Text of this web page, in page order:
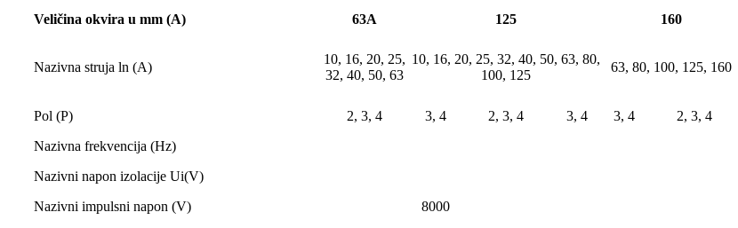
Veličina okvira u mm (A) 63A 125 160
Nazivna struja ln (A)
10, 16, 20, 25,
32, 40, 50, 63
10, 16, 20, 25, 32, 40, 50, 63, 80,
100, 125
63, 80, 100, 125, 160
Pol (P) 2, 3, 4 3, 4 2, 3, 4 3, 4 3, 4 2, 3, 4
Nazivna frekvencija (Hz)
Nazivni napon izolacije Ui(V)
Nazivni impulsni napon (V)
8000